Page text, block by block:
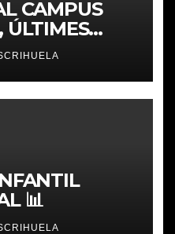
CAMPUS
ÚLTIMES
📊